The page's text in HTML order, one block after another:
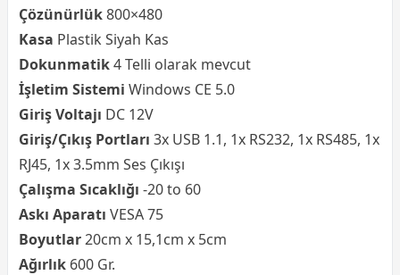
Çözünürlük800×480
Kasa Plastik Siyah Kas
Dokunmatik4 Telli olarak mevcut
İşletim Sistemi Windows CE 5.0
Giriş Voltajı DC 12V
Giriş/Çıkış Portları 3x USB 1.1, 1x RS232, 1x RS485, 1x
RJ45, 1x 3.5mm Ses Çıkışı
Çalışma Sıcaklığı -20 to 60
Askı Aparatı VESA 75
Boyutlar20cm x 15,1cm x 5cm
Ağırlık 600 Gr.